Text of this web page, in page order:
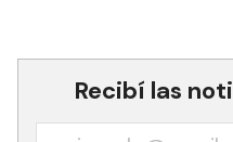
Recibí las